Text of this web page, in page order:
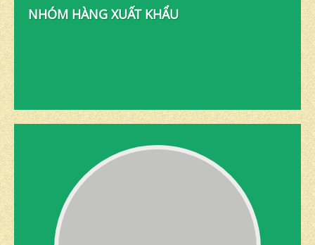
NHÓM HÀNG XUẤT KHẨU